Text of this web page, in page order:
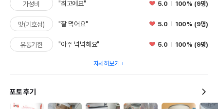
가성비 "최고에요" 5.0 100% (9명)
맛(기호성) "잘 먹어요" 5.0 100% (9명)
유통기한 "아주 넉넉해요" 5.0 100% (9명)
자세히보기
포토 후기